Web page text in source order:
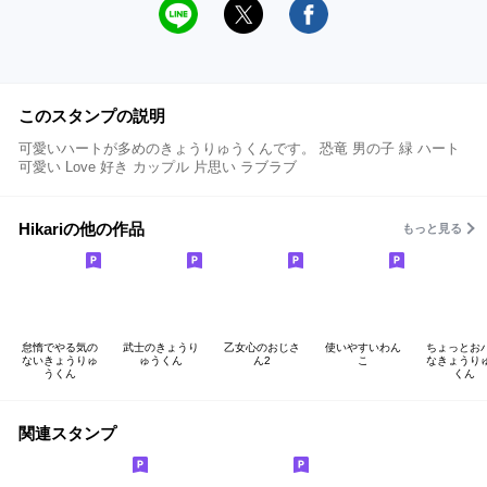
このスタンプの説明
可愛いハートが多めのきょうりゅうくんです。 恐竜 男の子 緑 ハート
可愛い Love 好き カップル 片思い ラブラブ
Hikariの他の作品 もっと見る
怠惰でやる気の
ないきょうりゅ
うくん
武士のきょうり
ゅうくん
乙女心のおじさ
ん2
使いやすいわん
こ
ちょっとお
なきょうり
くん
関連スタンプ